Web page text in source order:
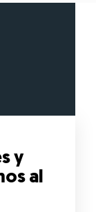
y
al